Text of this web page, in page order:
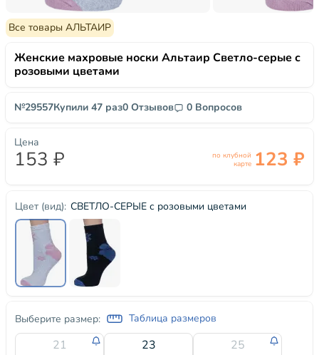
Все товары АЛЬТАИР
Женские махровые носки Альтаир Светло-серые с
розовыми цветами
№29557Купили 47 раз0 Отзывов 0 Вопросов
Цвет (вид): СВЕТЛО-СЕРЫЕ с розовыми цветами
Выберите размер: Таблица размеров
21 23 25
Цена
153 ₽
по клубной
карте 123 ₽